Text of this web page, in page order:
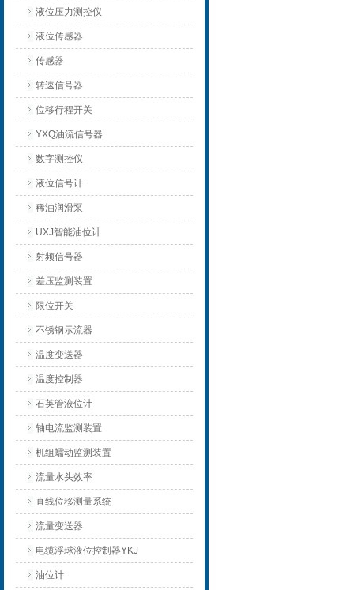
液位压力测控仪
液位传感器
传感器
转速信号器
位移行程开关
YXQ油流信号器
数字测控仪
液位信号计
稀油润滑泵
UXJ智能油位计
射频信号器
差压监测装置
限位开关
不锈钢示流器
温度变送器
温度控制器
石英管液位计
轴电流监测装置
机组蠕动监测装置
流量水头效率
直线位移测量系统
流量变送器
电缆浮球液位控制器YKJ
油位计